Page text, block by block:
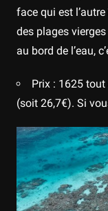
face qui est
des plages
au bord de l’eau,
Prix : 1625
(soit 26,7€). Si